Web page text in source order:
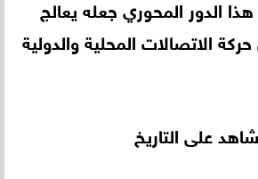
الدور المحوري جعله يعالج
من حركة الاتصالات المحلية والدولية
على التاريخ